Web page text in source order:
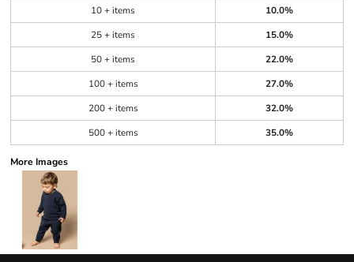
10 + items
10.0%
25 + items
15.0%
50 + items
22.0%
100 + items
27.0%
200 + items
32.0%
500 + items
35.0%
More Images